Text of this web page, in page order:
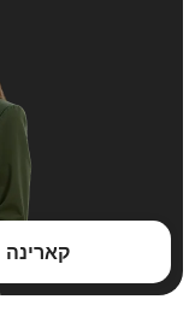
קארינה